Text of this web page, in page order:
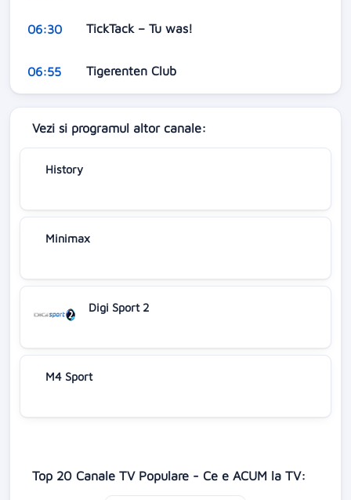
06:30 TickTack – Tu was!
06:55 Tigerenten Club
Vezi si programul altor canale:
History
Minimax
Digi Sport 2
M4 Sport
Top 20 Canale TV Populare - Ce e ACUM la TV: